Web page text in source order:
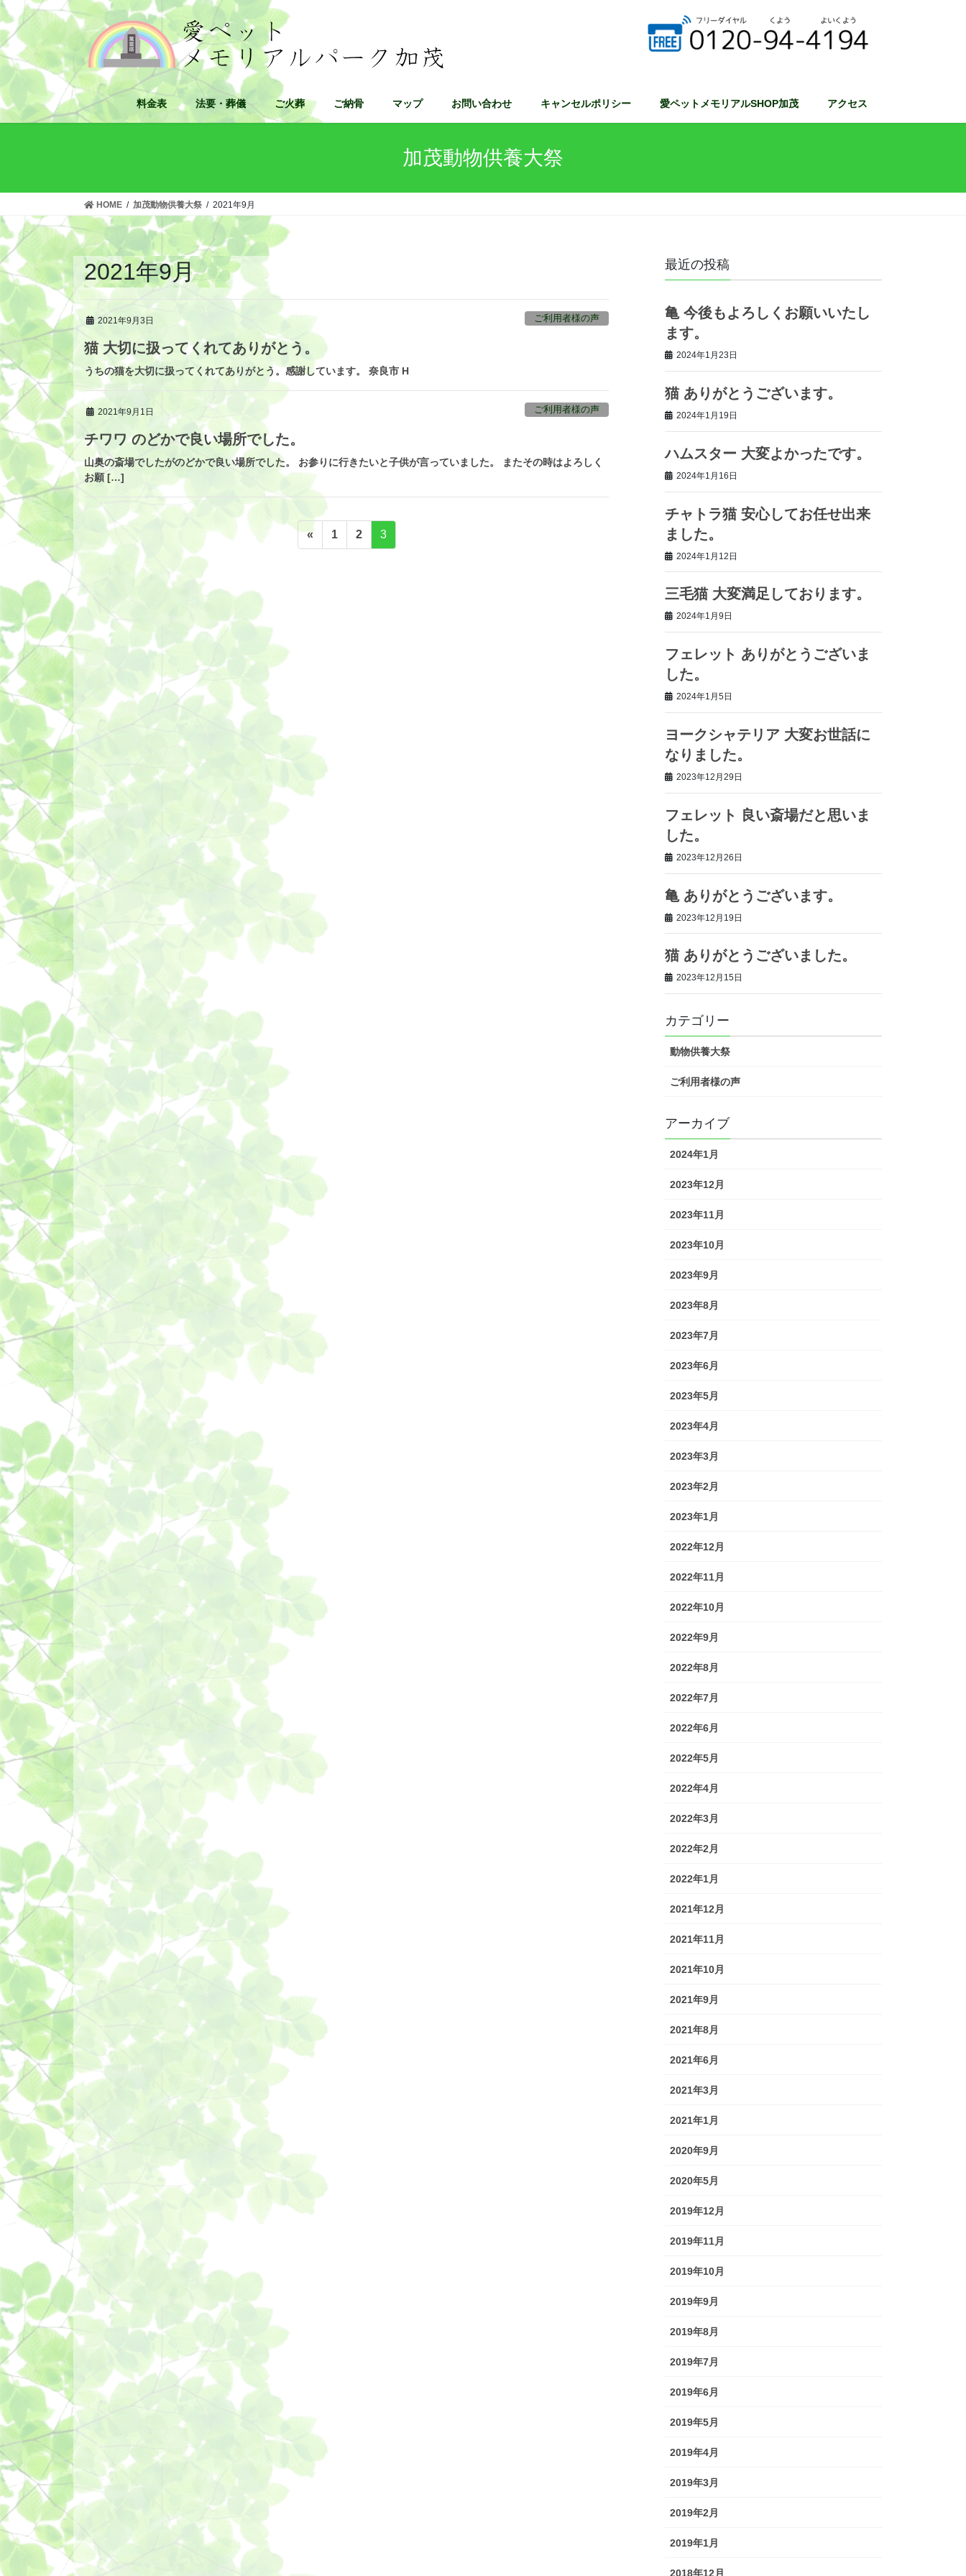
コ
ン
テ
ン
へ
ス
ナ
ビ
ゲ
ー
ョ
ン
料金表 法要・葬儀 ご火葬 ご納骨 マップ お問い合わせ キャンセルポリシー 愛ペットメモリアルSHOP加茂 アクセス
加茂動物供養大祭
HOME 加茂動物供養大祭 2021年9月
2021年9月
2021年9月3日 ご利用者様の声
猫 大切に扱ってくれてありがとう。
うちの猫を大切に扱ってくれてありがとう。感謝しています。 奈良市 H
2021年9月1日 ご利用者様の声
チワワ のどかで良い場所でした。
山奥の斎場でしたがのどかで良い場所でした。 お参りに行きたいと子供が言っていました。 またその時はよろしく
お願 […]
稿
ナ
ビ
ゲ
ー
シ
«
固
定
1
固
定
2
固
定
3
最近の投稿
亀 今後もよろしくお願いいたし
ます。
2024年1月23日
猫 ありがとうございます。
2024年1月19日
ハムスター 大変よかったです。
2024年1月16日
チャトラ猫 安心してお任せ出来
ました。
2024年1月12日
三毛猫 大変満足しております。
2024年1月9日
フェレット ありがとうございま
した。
2024年1月5日
ヨークシャテリア 大変お世話に
なりました。
2023年12月29日
フェレット 良い斎場だと思いま
した。
2023年12月26日
亀 ありがとうございます。
2023年12月19日
猫 ありがとうございました。
2023年12月15日
カテゴリー
動物供養大祭
ご利用者様の声
アーカイブ
2024年1月
2023年12月
2023年11月
2023年10月
2023年9月
2023年8月
2023年7月
2023年6月
2023年5月
2023年4月
2023年3月
2023年2月
2023年1月
2022年12月
2022年11月
2022年10月
2022年9月
2022年8月
2022年7月
2022年6月
2022年5月
2022年4月
2022年3月
2022年2月
2022年1月
2021年12月
2021年11月
2021年10月
2021年9月
2021年8月
2021年6月
2021年3月
2021年1月
2020年9月
2020年5月
2019年12月
2019年11月
2019年10月
2019年9月
2019年8月
2019年7月
2019年6月
2019年5月
2019年4月
2019年3月
2019年2月
2019年1月
2018年12月